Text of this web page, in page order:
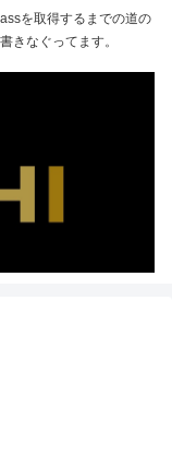
を取得するまでの道の
きなぐってます。